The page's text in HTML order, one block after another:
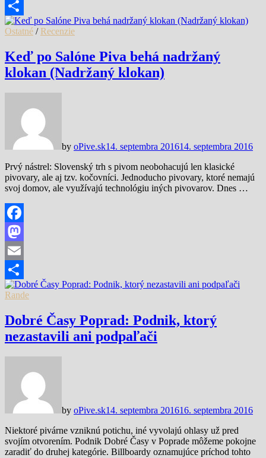
Email
Share
Ostatné / Recenzie
Keď po Salóne Piva behá nadržaný
klokan (Nadržaný klokan)
by oPive.sk14. septembra 201614. septembra 2016
Prvý nástrel: Slovenský trh s pivom neobohacujú len klasické
pivovary, ale aj tzv. kočovníci. Jednoducho pivovary, ktoré nemajú
svoj domov, ale využívajú technológiu iných pivovarov. Dnes …
Facebook
Mastodon
Email
Share
Rande
Dobré Časy Poprad: Podnik, ktorý
nezastavili ani podpaľači
by oPive.sk14. septembra 201616. septembra 2016
Niektoré pivárne vzniknú potichu, iné vyvolajú ohlasy už pred
svojím otvorením. Podnik Dobré Časy v Poprade môžeme pokojne
zaradiť do druhej kategórie. Billboardy oznamujúce príchod tohto